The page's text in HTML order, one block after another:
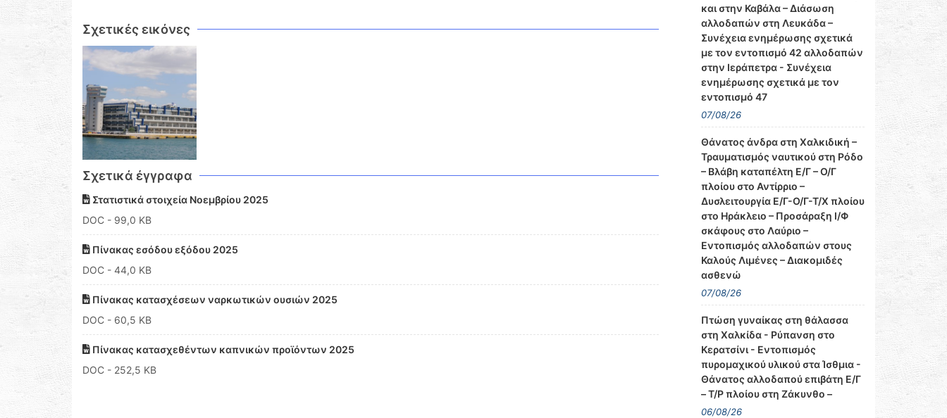
Σχετικές εικόνες
Σχετικά έγγραφα
Στατιστικά στοιχεία Νοεμβρίου 2025
DOC - 99,0 KB
Πίνακας εσόδου εξόδου 2025
DOC - 44,0 KB
Πίνακας κατασχέσεων ναρκωτικών ουσιών 2025
DOC - 60,5 KB
Πίνακας κατασχεθέντων καπνικών προϊόντων 2025
DOC - 252,5 KB
και στην Καβάλα – Διάσωση
αλλοδαπών στη Λευκάδα –
Συνέχεια ενημέρωσης σχετικά
με τον εντοπισμό 42 αλλοδαπών
στην Ιεράπετρα - Συνέχεια
ενημέρωσης σχετικά με τον
εντοπισμό 47
07/08/26
Θάνατος άνδρα στη Χαλκιδική –
Τραυματισμός ναυτικού στη Ρόδο
– Βλάβη καταπέλτη Ε/Γ – Ο/Γ
πλοίου στο Αντίρριο –
Δυσλειτουργία Ε/Γ-Ο/Γ-Τ/Χ πλοίου
στο Ηράκλειο – Προσάραξη Ι/Φ
σκάφους στο Λαύριο –
Εντοπισμός αλλοδαπών στους
Καλούς Λιμένες – Διακομιδές
ασθενώ
07/08/26
Πτώση γυναίκας στη θάλασσα
στη Χαλκίδα - Ρύπανση στο
Κερατσίνι - Εντοπισμός
πυρομαχικού υλικού στα Ίσθμια -
Θάνατος αλλοδαπού επιβάτη Ε/Γ
– Τ/Ρ πλοίου στη Ζάκυνθο –
06/08/26